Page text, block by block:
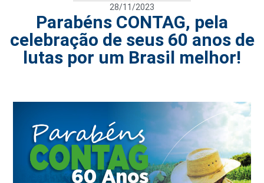
28/11/2023
Parabéns CONTAG, pela
celebração de seus 60 anos de
lutas por um Brasil melhor!